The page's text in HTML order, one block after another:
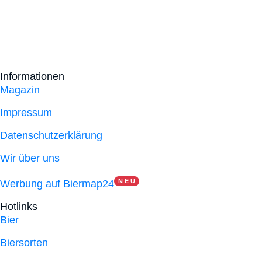
Informationen
Magazin
Impressum
Datenschutzerklärung
Wir über uns
Werbung auf Biermap24 N E U
Hotlinks
Bier
Biersorten